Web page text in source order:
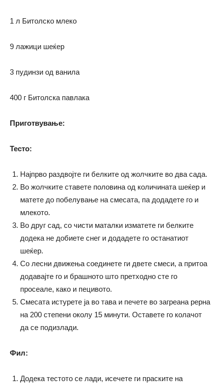
1 л Битолско млеко
9 лажици шеќер
3 пудинзи од ванила
400 г Битолска павлака
Приготвување:
Тесто:
Најпрво раздвојте ги белките од жолчките во два сада.
Во жолчките ставете половина од количината шеќер и
матете до побелување на смесата, па додадете го и
млекото.
Во друг сад, со чисти маталки изматете ги белките
додека не добиете снег и додадете го останатиот
шеќер.
Со лесни движења соединете ги двете смеси, а притоа
додавајте го и брашното што претходно сте го
просеале, како и пецивото.
Смесата истурете ја во тава и печете во загреана рерна
на 200 степени околу 15 минути. Оставете го колачот
да се подизлади.
Фил:
Додека тестото се лади, исечете ги праските на